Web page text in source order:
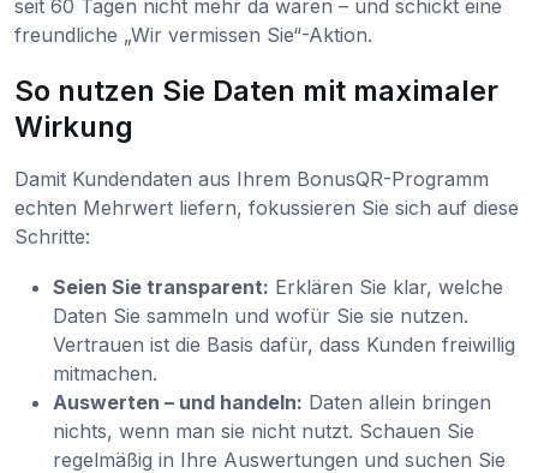
seit 60 Tagen nicht mehr da waren – und schickt eine
freundliche „Wir vermissen Sie“-Aktion.
So nutzen Sie Daten mit maximaler
Wirkung
Damit Kundendaten aus Ihrem BonusQR-Programm
echten Mehrwert liefern, fokussieren Sie sich auf diese
Schritte:
Seien Sie transparent: Erklären Sie klar, welche
Daten Sie sammeln und wofür Sie sie nutzen.
Vertrauen ist die Basis dafür, dass Kunden freiwillig
mitmachen.
Auswerten – und handeln: Daten allein bringen
nichts, wenn man sie nicht nutzt. Schauen Sie
regelmäßig in Ihre Auswertungen und suchen Sie